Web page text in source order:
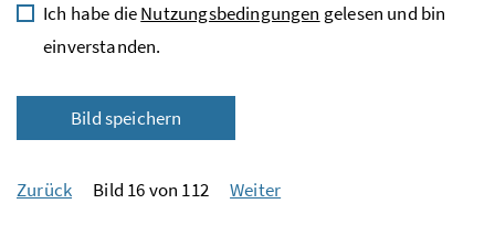
Ich habe dieNutzungsbedingungen gelesen und bin
einverstanden.
Bild speichern
Zurück Bild 16 von 112 Weiter